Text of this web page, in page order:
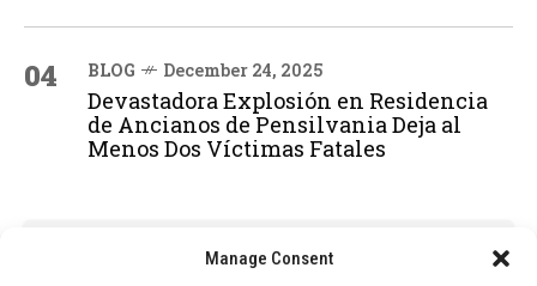
Manage Consent
04 BLOG December 24, 2025
Devastadora Explosión en Residencia
de Ancianos de Pensilvania Deja al
Menos Dos Víctimas Fatales